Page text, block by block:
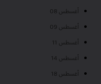
أغسطس 08
أغسطس 09
أغسطس 11
أغسطس 14
أغسطس 18